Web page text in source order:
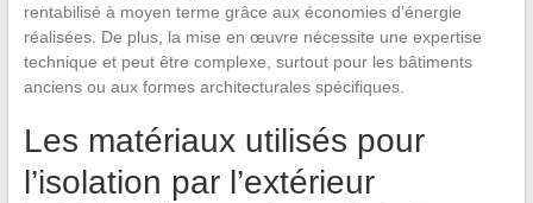
rentabilisé à moyen terme grâce aux économies d’énergie
réalisées. De plus, la mise en œuvre nécessite une expertise
technique et peut être complexe, surtout pour les bâtiments
anciens ou aux formes architecturales spécifiques.
Les matériaux utilisés pour
l’isolation par l’extérieur